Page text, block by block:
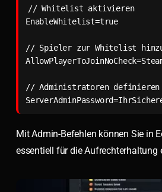
// Whitelist aktivieren
EnableWhitelist=true
// Spieler zur Whitelist
// Administratoren definieren
Mit Admin-Befehlen können Sie in
essentiell für die Aufrechterhaltung